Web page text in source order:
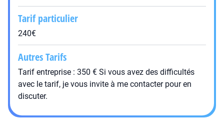
Tarif particulier
240€
Autres Tarifs
Tarif entreprise : 350 € Si vous avez des difficultés
avec le tarif, je vous invite à me contacter pour en
discuter.